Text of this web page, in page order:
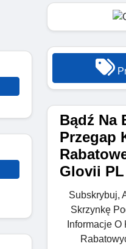
Bądź Na
Przegap
Glovii PL
Subskrybuj,
Skrzynkę
Informacje